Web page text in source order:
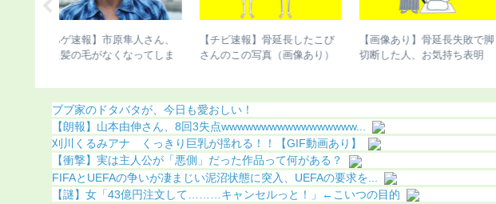
【チビ速報】骨延長したこび
さんのこの写真（画像あり）
【画像あり】骨延長失敗で脚
切断した人、お気持ち表明
【チビ速報】骨延長手
びさん、新たな真実が
ブブ家のドタバタが、今日も愛おしい！
【朗報】山本由伸さん、8回3失点wwwwwwwwwwwwwwwww...
刈川くるみアナ くっきり巨乳が揺れる！！【GIF動画あり】
【衝撃】実は主人公が「悪側」だった作品って何がある？
FIFAとUEFAの争いが凄まじい泥沼状態に突入、UEFAの要求を...
【謎】女「43億円注文して………キャンセルっと！」←こいつの目的